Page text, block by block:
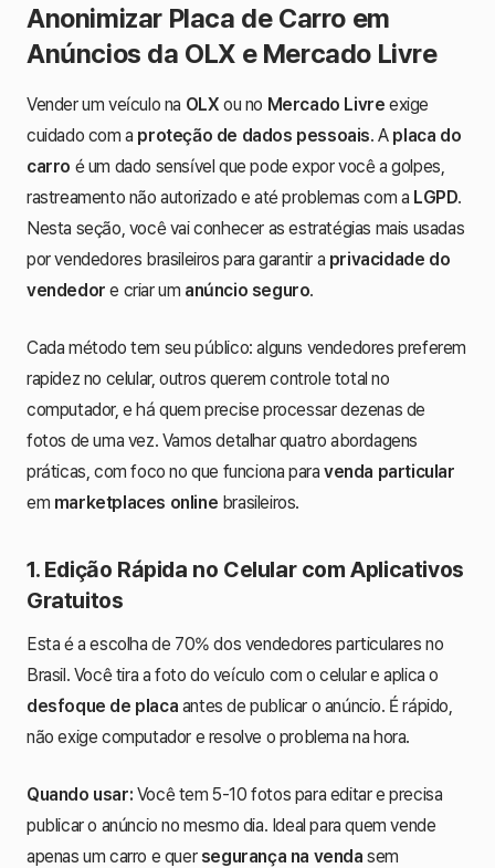
Anonimizar Placa de Carro em
Anúncios da OLX e Mercado Livre
Vender um veículo na OLX ou no Mercado Livre exige
cuidado com a proteção de dados pessoais. A placa do
carro é um dado sensível que pode expor você a golpes,
rastreamento não autorizado e até problemas com a LGPD.
Nesta seção, você vai conhecer as estratégias mais usadas
por vendedores brasileiros para garantir a privacidade do
vendedor e criar um anúncio seguro.
Cada método tem seu público: alguns vendedores preferem
rapidez no celular, outros querem controle total no
computador, e há quem precise processar dezenas de
fotos de uma vez. Vamos detalhar quatro abordagens
práticas, com foco no que funciona para venda particular
em marketplaces online brasileiros.
1. Edição Rápida no Celular com Aplicativos
Gratuitos
Esta é a escolha de 70% dos vendedores particulares no
Brasil. Você tira a foto do veículo com o celular e aplica o
desfoque de placa antes de publicar o anúncio. É rápido,
não exige computador e resolve o problema na hora.
Quando usar: Você tem 5-10 fotos para editar e precisa
publicar o anúncio no mesmo dia. Ideal para quem vende
apenas um carro e quersegurança na venda sem